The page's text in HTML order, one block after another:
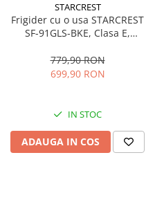
STARCREST
Frigider cu o usa STARCREST
SF-91GLS-BKE, Clasa E,
interioara, H 83 cm, Sticla
Neagra
779,90 RON
699,90 RON
IN STOC
ADAUGA IN COS